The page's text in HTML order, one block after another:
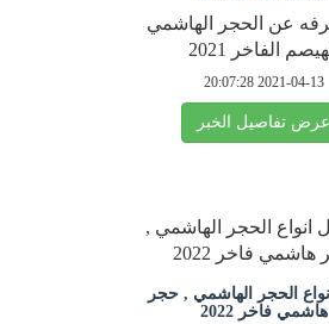
عن الحجر الهاشمي
الفاخر 2021
2021-04-13 20:07:28
عرض تفاصيل الخبر
الحجر الهاشمي , حجر
هاشمي فاخر 2022